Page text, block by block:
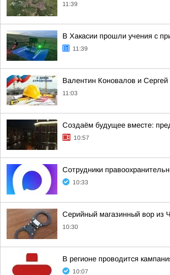
11:39
В Хакасии прошли учения с
11:39
Валентин Коновалов и
11:03
Создаём будущее вместе:
10:57
Сотрудники
10:33
Серийный магазинный вор из
10:30
В регионе проводится
10:07